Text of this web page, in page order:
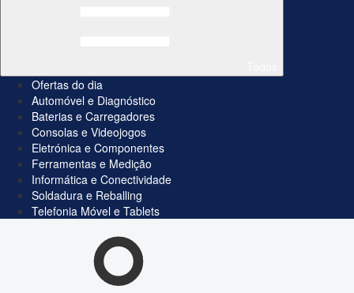
Ofertas do dia
Automóvel e Diagnóstico
Baterias e Carregadores
Consolas e Videojogos
Eletrónica e Componentes
Ferramentas e Medição
Informática e Conectividade
Soldadura e Reballing
Telefonia Móvel e Tablets